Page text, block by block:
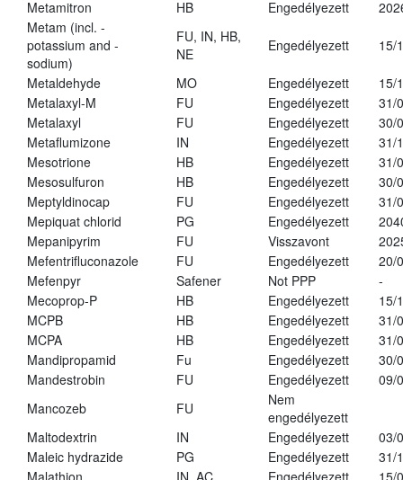
Metamitron HB Engedélyezett
Metam (incl. -
potassium and -
sodium)
FU, IN, HB,
NE
Engedélyezett 15/
Metaldehyde MO Engedélyezett
15/
Metalaxyl-M
FU Engedélyezett
31/
Metalaxyl
FU Engedélyezett
30/
Metaflumizone
IN Engedélyezett
31/
Mesotrione
HB Engedélyezett
31/
Mesosulfuron
HB Engedélyezett
30/
Meptyldinocap
FU Engedélyezett
31/
Mepiquat chlorid
PG Engedélyezett
Mepanipyrim
FU Visszavont
Mefentrifluconazole
FU Engedélyezett
20/
Mefenpyr
Safener Not PPP
-
Mecoprop-P
HB Engedélyezett
15/
MCPB
HB Engedélyezett
31/
MCPA
HB Engedélyezett
31/
Mandipropamid
Fu Engedélyezett
30/
Mandestrobin
FU Engedélyezett
09/
Mancozeb
FU
Nem
engedélyezett
Maltodextrin
IN Engedélyezett
03/
Maleic hydrazide
PG Engedélyezett
31/